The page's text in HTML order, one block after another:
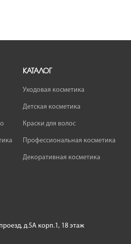
КАТАЛОГ
Уходовая косметика
Детская косметика
Краски для волос
Профессиональная косметика
Декоративная косметика
д.5А корп.1, 18 этаж